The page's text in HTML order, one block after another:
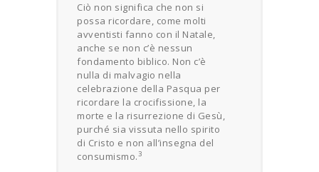
Ciò non significa che non si
possa ricordare, come molti
avventisti fanno con il Natale,
anche se non c’è nessun
fondamento biblico. Non c’è
nulla di malvagio nella
celebrazione della Pasqua per
ricordare la crocifissione, la
morte e la risurrezione di Gesù,
purché sia vissuta nello spirito
di Cristo e non all’insegna del
consumismo.3